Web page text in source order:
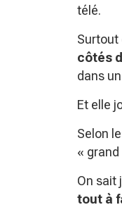
télé.
Surtout
côtés
dans
Et elle
Selon
«
On sait
tout à